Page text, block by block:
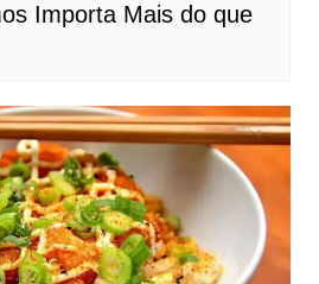
Importa Mais do que